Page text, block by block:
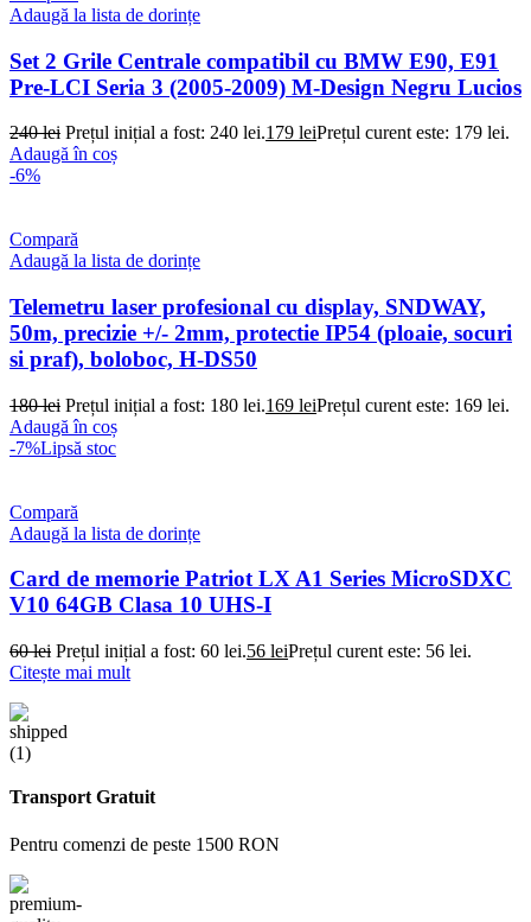
Adaugă la lista de dorințe
Set 2 Grile Centrale compatibil cu BMW E90, E91
Pre-LCI Seria 3 (2005-2009) M-Design Negru Lucios
240lei Prețul inițial a fost: 240 lei.179 leiPrețul curent este: 179 lei.
Adaugă în coș
-6%
Compară
Adaugă la lista de dorințe
Telemetru laser profesional cu display, SNDWAY,
50m, precizie +/- 2mm, protectie IP54 (ploaie, socuri
si praf), boloboc, H-DS50
180lei Prețul inițial a fost: 180 lei.169 leiPrețul curent este: 169 lei.
Adaugă în coș
-7%Lipsă stoc
Compară
Adaugă la lista de dorințe
Card de memorie Patriot LX A1 Series MicroSDXC
V10 64GB Clasa 10 UHS-I
60lei Prețul inițial a fost: 60 lei.56 leiPrețul curent este: 56 lei.
Citește mai mult
Transport Gratuit
Pentru comenzi de peste 1500 RON